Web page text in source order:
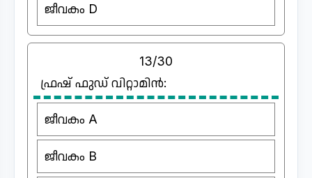
ജീവകം D
13/30
ഫ്രഷ് ഫുഡ്‌ വിറ്റാമിൻ:
ജീവകം A
ജീവകം B